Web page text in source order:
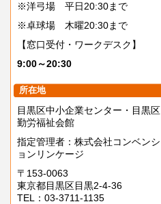
※洋弓場 平日20:30まで
※卓球場 木曜20:30まで
【窓口受付・ワークデスク】
9:00～20:30
所在地
目黒区中小企業センター・目黒区
勤労福祉会館
指定管理者：株式会社コンベンシ
ョンリンケージ
〒153-0063
東京都目黒区目黒2-4-36
TEL：03-3711-1135